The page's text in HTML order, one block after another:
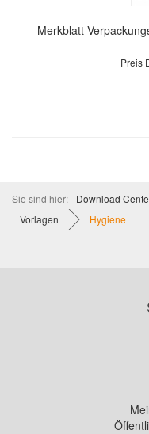
Merkblatt
Preis
Sie sind hier: Download
Vorlagen
Hygiene